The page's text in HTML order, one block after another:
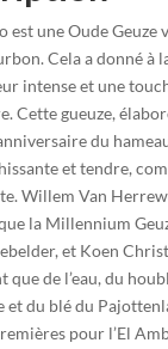
est une Oude Geuze
Cela a donné à
intense et une
Cette gueuze,
du
et tendre,
Willem Van
la Millennium
et Koen
que de l’eau, du
et du blé du
pour l’El